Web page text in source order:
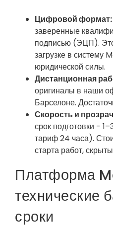
Цифровой формат:
заверенные
подписью (ЭЦП).
загрузке в систему
юридической силы.
Дистанционная
оригиналы в наши
Барселоне.
Скорость и
срок подготовки -
тариф 24 часа).
старта работ,
Платформа
технические
сроки